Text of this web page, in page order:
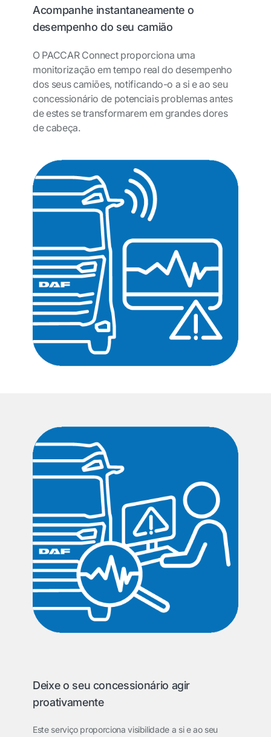
Acompanhe instantaneamente o
desempenho do seu camião
O PACCAR Connect proporciona uma
monitorização em tempo real do desempenho
dos seus camiões, notificando-o a si e ao seu
concessionário de potenciais problemas antes
de estes se transformarem em grandes dores
de cabeça.
Deixe o seu concessionário agir
proativamente
Este serviço proporciona visibilidade a si e ao seu